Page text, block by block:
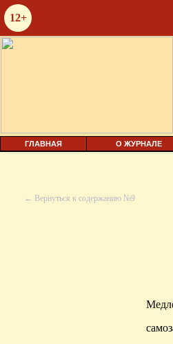
12+
ГЛАВНАЯ О ЖУРНАЛЕ
← Вернуться к содержанию №9